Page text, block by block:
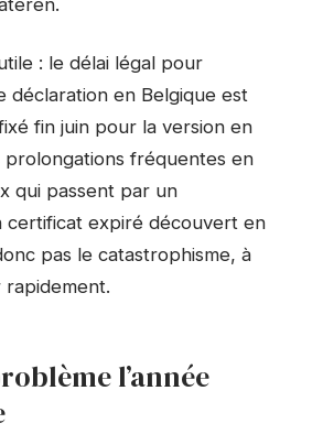
: le délai légal pour
déclaration en Belgique est
fin juin pour la version en
prolongations fréquentes en
qui passent par un
certificat expiré découvert en
pas le catastrophisme, à
rapidement.
l’année